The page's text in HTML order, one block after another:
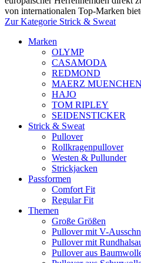
von internationalen Top-Marken
Zur Kategorie Strick & Sweat
Marken
OLYMP
CASAMODA
REDMOND
MAERZ MUENCHEN
HAJO
TOM RIPLEY
SEIDENSTICKER
Strick & Sweat
Pullover
Rollkragenpullover
Westen & Pullunder
Strickjacken
Passformen
Comfort Fit
Regular Fit
Themen
Große Größen
Pullover mit V-
Pullover mit
Pullover aus